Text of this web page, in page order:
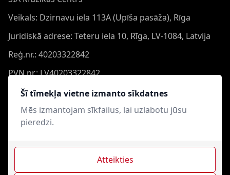
Šī tīmekļa vietne izmanto sīkdatnes
Mēs izmantojam sīkfailus, lai uzlabotu jūsu
pieredzi.
Atteikties
Veikals: Dzirnavu iela 113A (Upīša pasāža), Rīga
Juridiskā adrese: Teteru iela 10, Rīga, LV-1084, Latvija
Reģ.nr.: 40203322842
PVN nr.: LV40203322842
Banka: Swedbank AS
Konts: LV44HABA0551050864473
Swift: HABALV22